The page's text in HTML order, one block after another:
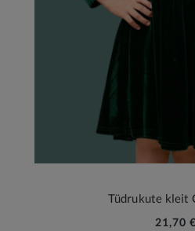
Tüdrukute kleit
21,70 €